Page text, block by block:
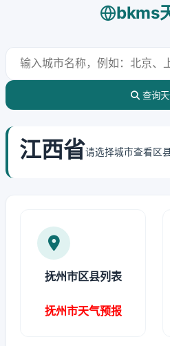
bkms
查询天
江西省请选择城市查看区
抚州市区县列表
抚州市天气预报